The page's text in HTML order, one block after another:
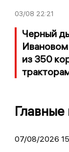
03/08 22:21
Черный
из 350
Главные
07/08/2026